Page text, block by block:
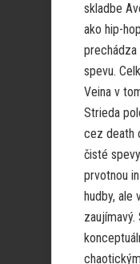
skladbe
ako hip-
prechádza
spevu.
Veina v
Strieda
cez death
čisté
prvotnou
hudby, ale